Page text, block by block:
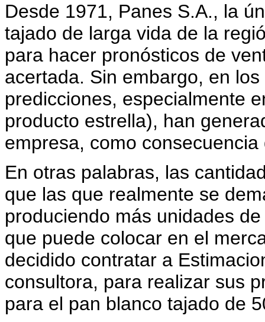
Desde 1971, Panes S.A., la
tajado de larga vida de la
para hacer pronósticos de
acertada. Sin embargo, en
predicciones, especialmente
producto estrella), han
empresa, como
En otras palabras, las
que las que realmente se
produciendo más unidades
que puede colocar en el
decidido contratar a
consultora, para realizar sus
para el pan blanco tajado de